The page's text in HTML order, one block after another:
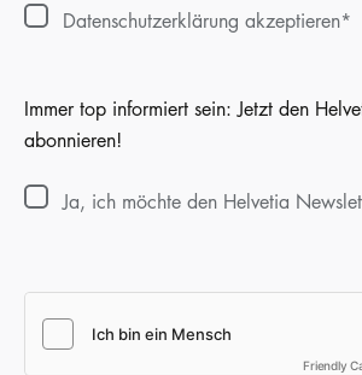
Datenschutzerklärung akzeptieren
Immer top informiert sein: Jetzt den
abonnieren!
Ja, ich möchte den Helvetia
Friendly